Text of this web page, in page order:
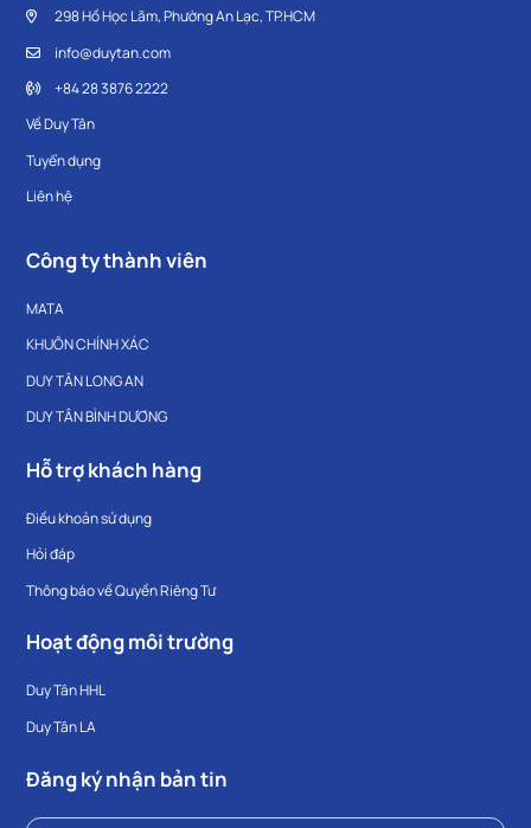
298 Hồ Học Lãm, Phường An Lạc, TP.HCM
info@duytan.com
+84 28 3876 2222
Về Duy Tân
Tuyển dụng
Liên hệ
Công ty thành viên
MATA
KHUÔN CHÍNH XÁC
DUY TÂN LONG AN
DUY TÂN BÌNH DƯƠNG
Hỗ trợ khách hàng
Điều khoản sử dụng
Hỏi đáp
Thông báo về Quyền Riêng Tư
Hoạt động môi trường
Duy Tân HHL
Duy Tân LA
Đăng ký nhận bản tin